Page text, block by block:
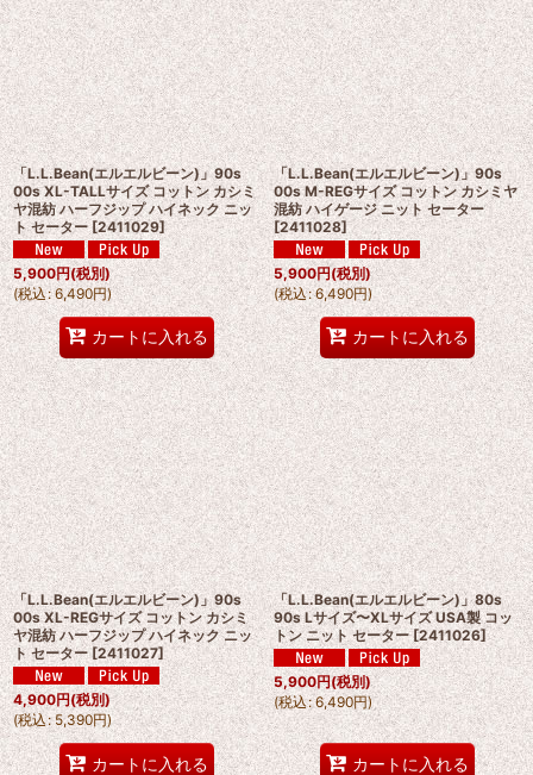
「L.L.Bean(エルエルビーン)」90s
00s XL-TALLサイズ コットン カシミ
ヤ混紡 ハーフジップ ハイネック ニッ
ト セーター [2411029]
5,900円(税別)
(税込 : 6,490円)
カートに入れる
「L.L.Bean(エルエルビーン)」90s
00s M-REGサイズ コットン カシミヤ
混紡 ハイゲージ ニット セーター
[2411028]
5,900円(税別)
(税込: 6,490円)
カートに入れる
「L.L.Bean(エルエルビーン)」90s
00s XL-REGサイズ コットン カシミ
ヤ混紡 ハーフジップ ハイネック ニッ
ト セーター [2411027]
4,900円(税別)
(税込: 5,390円)
カートに入れる
「L.L.Bean(エルエルビーン)」80s
90s Lサイズ〜XLサイズ USA製 コッ
トン ニット セーター [2411026]
5,900円(税別)
(税込: 6,490円)
カートに入れる